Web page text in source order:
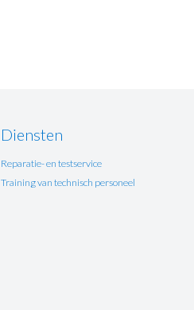
Diensten
Reparatie- en testservice
Training van technisch personeel